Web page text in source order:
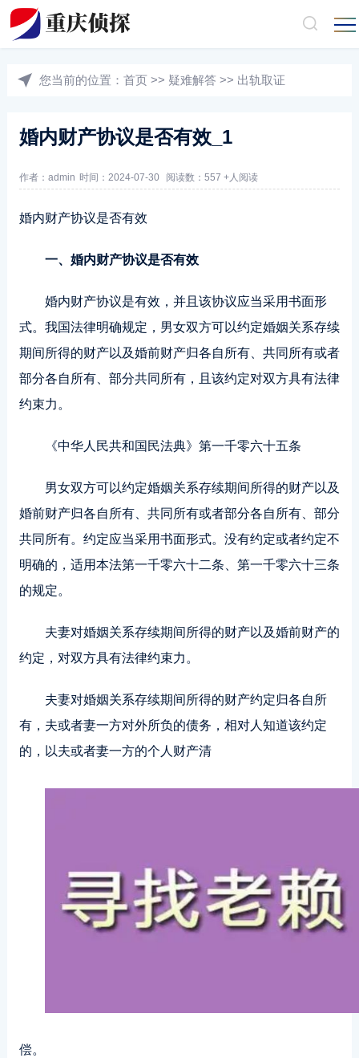
您当前的位置： 首页 >> 疑难解答 >> 出轨取证
婚内财产协议是否有效_1
作者：admin 时间：2024-07-30 阅读数：557 +人阅读
婚内财产协议是否有效
一、婚内财产协议是否有效
婚内财产协议是有效，并且该协议应当采用书面形
式。我国法律明确规定，男女双方可以约定婚姻关系存续
期间所得的财产以及婚前财产归各自所有、共同所有或者
部分各自所有、部分共同所有，且该约定对双方具有法律
约束力。
《中华人民共和国民法典》第一千零六十五条
男女双方可以约定婚姻关系存续期间所得的财产以及
婚前财产归各自所有、共同所有或者部分各自所有、部分
共同所有。约定应当采用书面形式。没有约定或者约定不
明确的，适用本法第一千零六十二条、第一千零六十三条
的规定。
夫妻对婚姻关系存续期间所得的财产以及婚前财产的
约定，对双方具有法律约束力。
夫妻对婚姻关系存续期间所得的财产约定归各自所
有，夫或者妻一方对外所负的债务，相对人知道该约定
的，以夫或者妻一方的个人财产清
偿。